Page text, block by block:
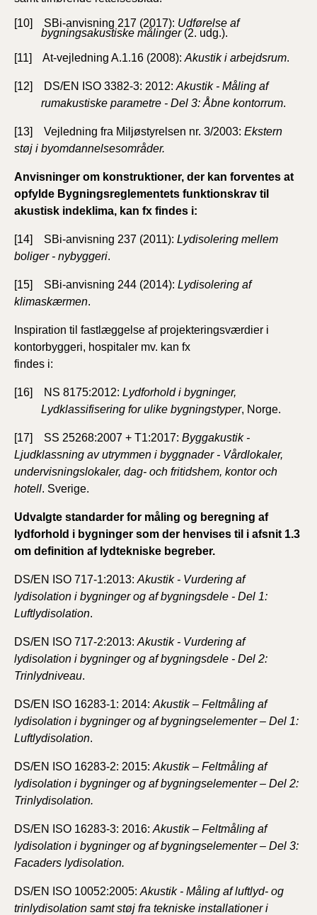
[10] SBi-anvisning 217 (2017): Udførelse af
bygningsakustiske målinger(2. udg.).
[11] At-vejledning A.1.16 (2008): Akustik i arbejdsrum.
[12] DS/EN ISO 3382-3: 2012: Akustik - Måling af
rumakustiske parametre - Del 3: Åbne kontorrum.
[13] Vejledning fra Miljøstyrelsen nr. 3/2003: Ekstern
støj i byomdannelsesområder.
Anvisninger om konstruktioner, der kan forventes at
opfylde Bygningsreglementets funk­tionskrav til
akustisk indeklima, kan fx findes i:
[14] SBi-anvisning 237 (2011): Lydisolering mellem
boliger - nybyggeri.
[15] SBi-anvisning 244 (2014): Lydisolering af
klimaskærmen.
Inspiration til fastlæggelse af projekteringsværdier i
kontorbyggeri, hospitaler mv. kan fx
findes i:
[16] NS 8175:2012: Lydforhold i bygninger,
Lydklassifisering for ulike bygningstyper, Norge.
[17] SS 25268:2007 + T1:2017: Byggakustik -
Ljudklassning av utrymmen i byggnader - Vårdlokaler,
undervisningslokaler, dag- och fritidshem, kontor och
hotell. Sverige.
Udvalgte standarder for måling og beregning af
lydforhold i bygninger som der henvises til i afsnit 1.3
om definition af lydtekniske begreber.
DS/EN ISO 717-1:2013: Akustik - Vurdering af
lydisolation i bygninger og af bygningsdele - Del 1:
Luftlydisolation.
DS/EN ISO 717-2:2013: Akustik - Vurdering af
lydisolation i bygninger og af bygningsdele - Del 2:
Trinlydniveau.
DS/EN ISO 16283-1: 2014: Akustik – Feltmåling af
lydisolation i bygninger og af bygningselementer – Del 1:
Luftlydisolation.
DS/EN ISO 16283-2: 2015: Akustik – Feltmåling af
lydisolation i bygninger og af bygningselementer – Del 2:
Trinlydisolation.
DS/EN ISO 16283-3: 2016: Akustik – Feltmåling af
lydisolation i bygninger og af bygningselementer – Del 3:
Facaders lydisolation.
DS/EN ISO 10052:2005: Akustik - Måling af luftlyd- og
trinlydisolation samt støj fra tekniske installationer i